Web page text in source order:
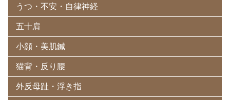
うつ・不安・自律神経
五十肩
小顔・美肌鍼
猫背・反り腰
外反母趾・浮き指